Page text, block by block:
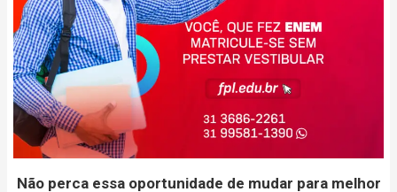
Não perca essa oportunidade de mudar para melhor